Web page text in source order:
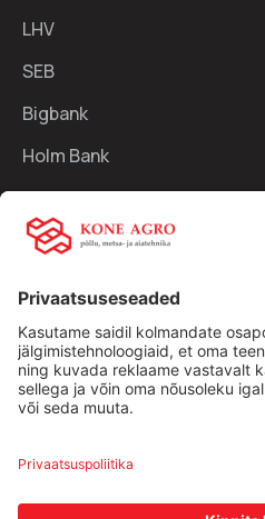
LHV
SEB
Bigbank
Holm Bank
Kiirlingid:
Traktorid
Kasutatud tehnika